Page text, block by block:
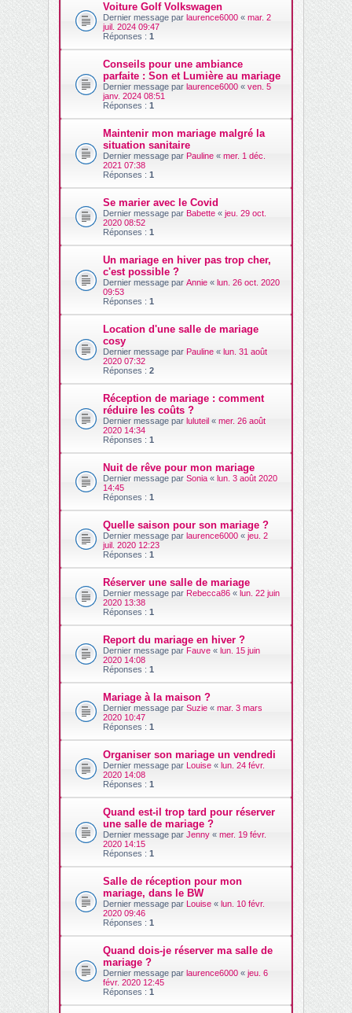
Voiture Golf Volkswagen
Dernier message par laurence6000 « mar. 2
juil. 2024 09:47
Réponses : 1
Conseils pour une ambiance
parfaite : Son et Lumière au mariage
Dernier message par laurence6000 « ven. 5
janv. 2024 08:51
Réponses : 1
Maintenir mon mariage malgré la
situation sanitaire
Dernier message par Pauline « mer. 1 déc.
2021 07:38
Réponses : 1
Se marier avec le Covid
Dernier message par Babette « jeu. 29 oct.
2020 08:52
Réponses : 1
Un mariage en hiver pas trop cher,
c'est possible ?
Dernier message par Annie « lun. 26 oct. 2020
09:53
Réponses : 1
Location d'une salle de mariage
cosy
Dernier message par Pauline « lun. 31 août
2020 07:32
Réponses : 2
Réception de mariage : comment
réduire les coûts ?
Dernier message par luluteil « mer. 26 août
2020 14:34
Réponses : 1
Nuit de rêve pour mon mariage
Dernier message par Sonia « lun. 3 août 2020
14:45
Réponses : 1
Quelle saison pour son mariage ?
Dernier message par laurence6000 « jeu. 2
juil. 2020 12:23
Réponses : 1
Réserver une salle de mariage
Dernier message par Rebecca86 « lun. 22 juin
2020 13:38
Réponses : 1
Report du mariage en hiver ?
Dernier message par Fauve « lun. 15 juin
2020 14:08
Réponses : 1
Mariage à la maison ?
Dernier message par Suzie « mar. 3 mars
2020 10:47
Réponses : 1
Organiser son mariage un vendredi
Dernier message par Louise « lun. 24 févr.
2020 14:08
Réponses : 1
Quand est-il trop tard pour réserver
une salle de mariage ?
Dernier message par Jenny « mer. 19 févr.
2020 14:15
Réponses : 1
Salle de réception pour mon
mariage, dans le BW
Dernier message par Louise « lun. 10 févr.
2020 09:46
Réponses : 1
Quand dois-je réserver ma salle de
mariage ?
Dernier message par laurence6000 « jeu. 6
févr. 2020 12:45
Réponses : 1